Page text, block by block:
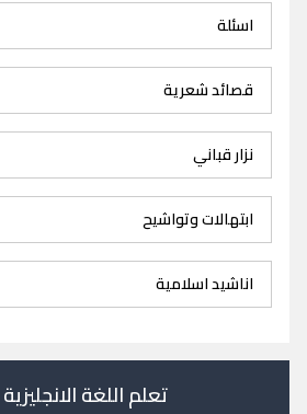
اسئلة
قصائد شعرية
نزار قباني
ابتهالات وتواشيح
اناشيد اسلامية
تعلم اللغة